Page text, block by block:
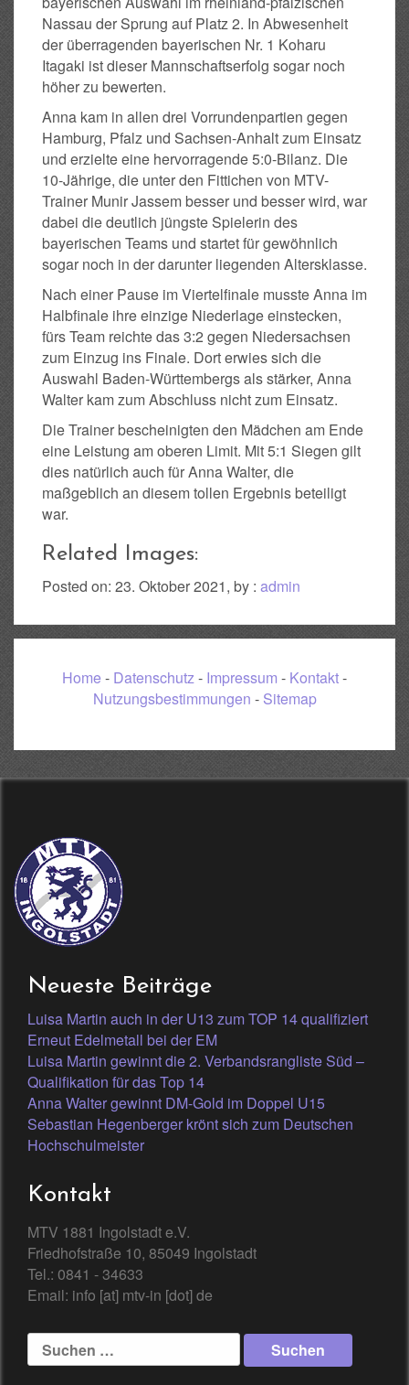
Nassau der Sprung auf Platz 2. In Abwesenheit
der überragenden bayerischen Nr. 1 Koharu
Itagaki ist dieser Mannschaftserfolg sogar noch
höher zu bewerten.
Anna kam in allen drei Vorrundenpartien gegen
Hamburg, Pfalz und Sachsen-Anhalt zum Einsatz
und erzielte eine hervorragende 5:0-Bilanz. Die
10-Jährige, die unter den Fittichen von MTV-
Trainer Munir Jassem besser und besser wird, war
dabei die deutlich jüngste Spielerin des
bayerischen Teams und startet für gewöhnlich
sogar noch in der darunter liegenden Altersklasse.
Nach einer Pause im Viertelfinale musste Anna im
Halbfinale ihre einzige Niederlage einstecken,
fürs Team reichte das 3:2 gegen Niedersachsen
zum Einzug ins Finale. Dort erwies sich die
Auswahl Baden-Württembergs als stärker, Anna
Walter kam zum Abschluss nicht zum Einsatz.
Die Trainer bescheinigten den Mädchen am Ende
eine Leistung am oberen Limit. Mit 5:1 Siegen gilt
dies natürlich auch für Anna Walter, die
maßgeblich an diesem tollen Ergebnis beteiligt
war.
Related Images:
Posted on: 23. Oktober 2021, by : admin
Home - Datenschutz- Impressum - Kontakt-
Nutzungsbestimmungen - Sitemap
Neueste Beiträge
Luisa Martin auch in der U13 zum TOP 14 qualifiziert
Erneut Edelmetall bei der EM
Luisa Martin gewinnt die 2. Verbandsrangliste Süd –
Qualifikation für das Top 14
Anna Walter gewinnt DM-Gold im Doppel U15
Sebastian Hegenberger krönt sich zum Deutschen
Hochschulmeister
Kontakt
MTV 1881 Ingolstadt e.V.
Friedhofstraße 10, 85049 Ingolstadt
Tel.: 0841 - 34633
Email: info [at] mtv-in [dot] de
Suchen
nach: